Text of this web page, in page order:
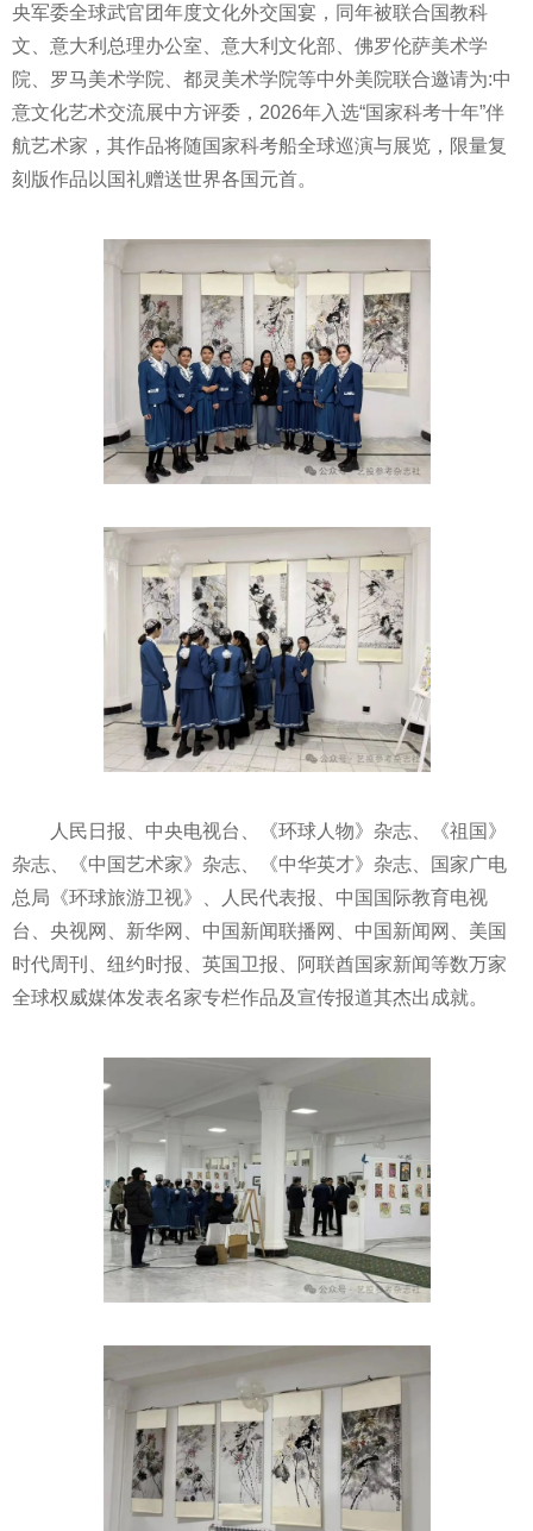
央军委全球武官团年度文化外交国宴，同年被联合国教科
文、意大利总理办公室、意大利文化部、佛罗伦萨美术学
院、罗马美术学院、都灵美术学院等中外美院联合邀请为:中
意文化艺术交流展中方评委，2026年入选“国家科考十年”伴
航艺术家，其作品将随国家科考船全球巡演与展览，限量复
刻版作品以国礼赠送世界各国元首。
人民日报、中央电视台、《环球人物》杂志、《祖国》
杂志、《中国艺术家》杂志、《中华英才》杂志、国家广电
总局《环球旅游卫视》、人民代表报、中国国际教育电视
台、央视网、新华网、中国新闻联播网、中国新闻网、美国
时代周刊、纽约时报、英国卫报、阿联酋国家新闻等数万家
全球权威媒体发表名家专栏作品及宣传报道其杰出成就。